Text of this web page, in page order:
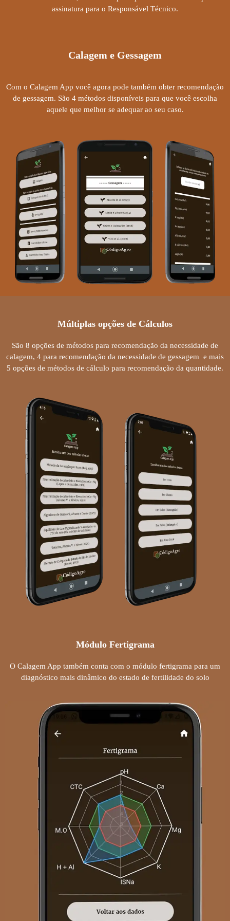
assinatura para o Responsável Técnico.
Calagem e Gessagem
Com o Calagem App você agora pode também obter recomendação
de gessagem. São 4 métodos disponíveis para que você escolha
aquele que melhor se adequar ao seu caso.
Múltiplas opções de Cálculos
São 8 opções de métodos para recomendação da necessidade de
calagem, 4 para recomendação da necessidade de gessagem e mais
5 opções de métodos de cálculo para recomendação da quantidade.
Módulo Fertigrama
O Calagem App também conta com o módulo fertigrama para um
diagnóstico mais dinâmico do estado de fertilidade do solo